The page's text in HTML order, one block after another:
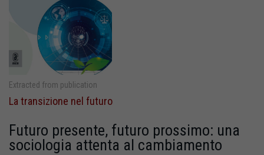
Extracted from publication
La transizione nel futuro
Futuro presente, futuro prossimo: una
sociologia attenta al cambiamento